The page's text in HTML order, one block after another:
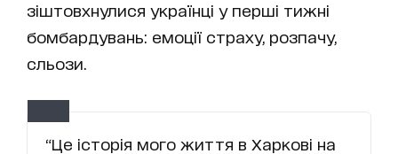
зіштовхнулися українці у перші тижні
бомбардувань: емоції страху, розпачу,
сльози.
“Це історія мого життя в Харкові на